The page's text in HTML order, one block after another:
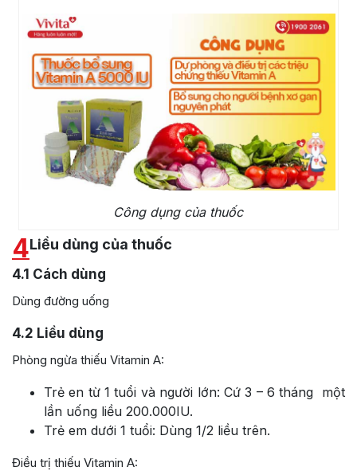
Công dụng của thuốc
4Liều dùng của thuốc
4.1 Cách dùng
Dùng đường uống
4.2 Liều dùng
Phòng ngừa thiếu Vitamin A:
Trẻ en từ 1 tuổi và người lớn: Cứ 3 – 6 tháng một
lần uống liều 200.000IU.
Trẻ em dưới 1 tuổi: Dùng 1/2 liều trên.
Điều trị thiếu Vitamin A: